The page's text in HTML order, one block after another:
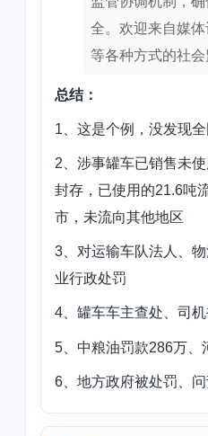
全。欢迎来自媒
等各种方式的社会
总结：
1、这是个例，没发现
2、涉事罐车已销售未
封存，已使用的21.6吨
市，未流向其他地区
3、对运输车队法人、
业行政处罚
4、 罐车车主查处、 司
5、中粮油罚款286万、
6、地方政府被处罚、